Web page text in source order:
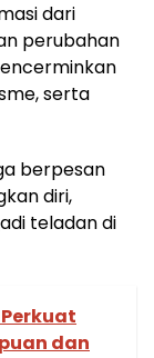
dari
perubahan
serta
berpesan
diri,
teladan di
dan